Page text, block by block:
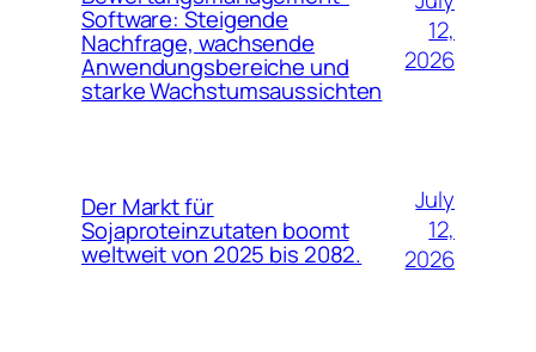
Software: Steigende
Nachfrage, wachsende
Anwendungsbereiche und
starke Wachstumsaussichten
12,
2026
Der Markt für
Sojaproteinzutaten boomt
weltweit von 2025 bis 2082.
July
12,
2026